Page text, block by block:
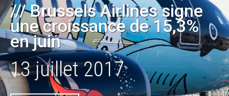
/// Brussels Airlines signe
une croissance de 15,3%
en juin
13 juillet 2017